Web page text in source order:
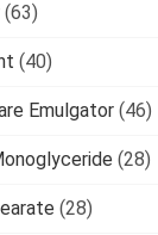
(63)
(40)
Emulgator (46)
(28)
(28)